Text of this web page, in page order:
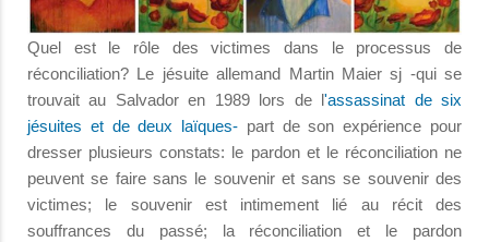
Quel est le rôle des victimes dans le processus de
réconciliation? Le jésuite allemand Martin Maier sj -qui se
trouvait au Salvador en 1989 lors de l'assassinat de six
jésuites et de deux laïques- part de son expérience pour
dresser plusieurs constats: le pardon et le réconciliation ne
peuvent se faire sans le souvenir et sans se souvenir des
victimes; le souvenir est intimement lié au récit des
souffrances du passé; la réconciliation et le pardon